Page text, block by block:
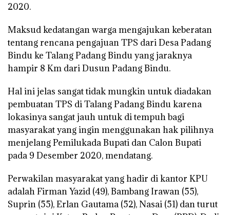
2020.
Maksud kedatangan warga mengajukan keberatan
tentang rencana pengajuan TPS dari Desa Padang
Bindu ke Talang Padang Bindu yang jaraknya
hampir 8 Km dari Dusun Padang Bindu.
Hal ini jelas sangat tidak mungkin untuk diadakan
pembuatan TPS di Talang Padang Bindu karena
lokasinya sangat jauh untuk di tempuh bagi
masyarakat yang ingin menggunakan hak pilihnya
menjelang Pemilukada Bupati dan Calon Bupati
pada 9 Desember 2020, mendatang.
Perwakilan masyarakat yang hadir di kantor KPU
adalah Firman Yazid (49), Bambang Irawan (55),
Suprin (55), Erlan Gautama (52), Nasai (51) dan turut